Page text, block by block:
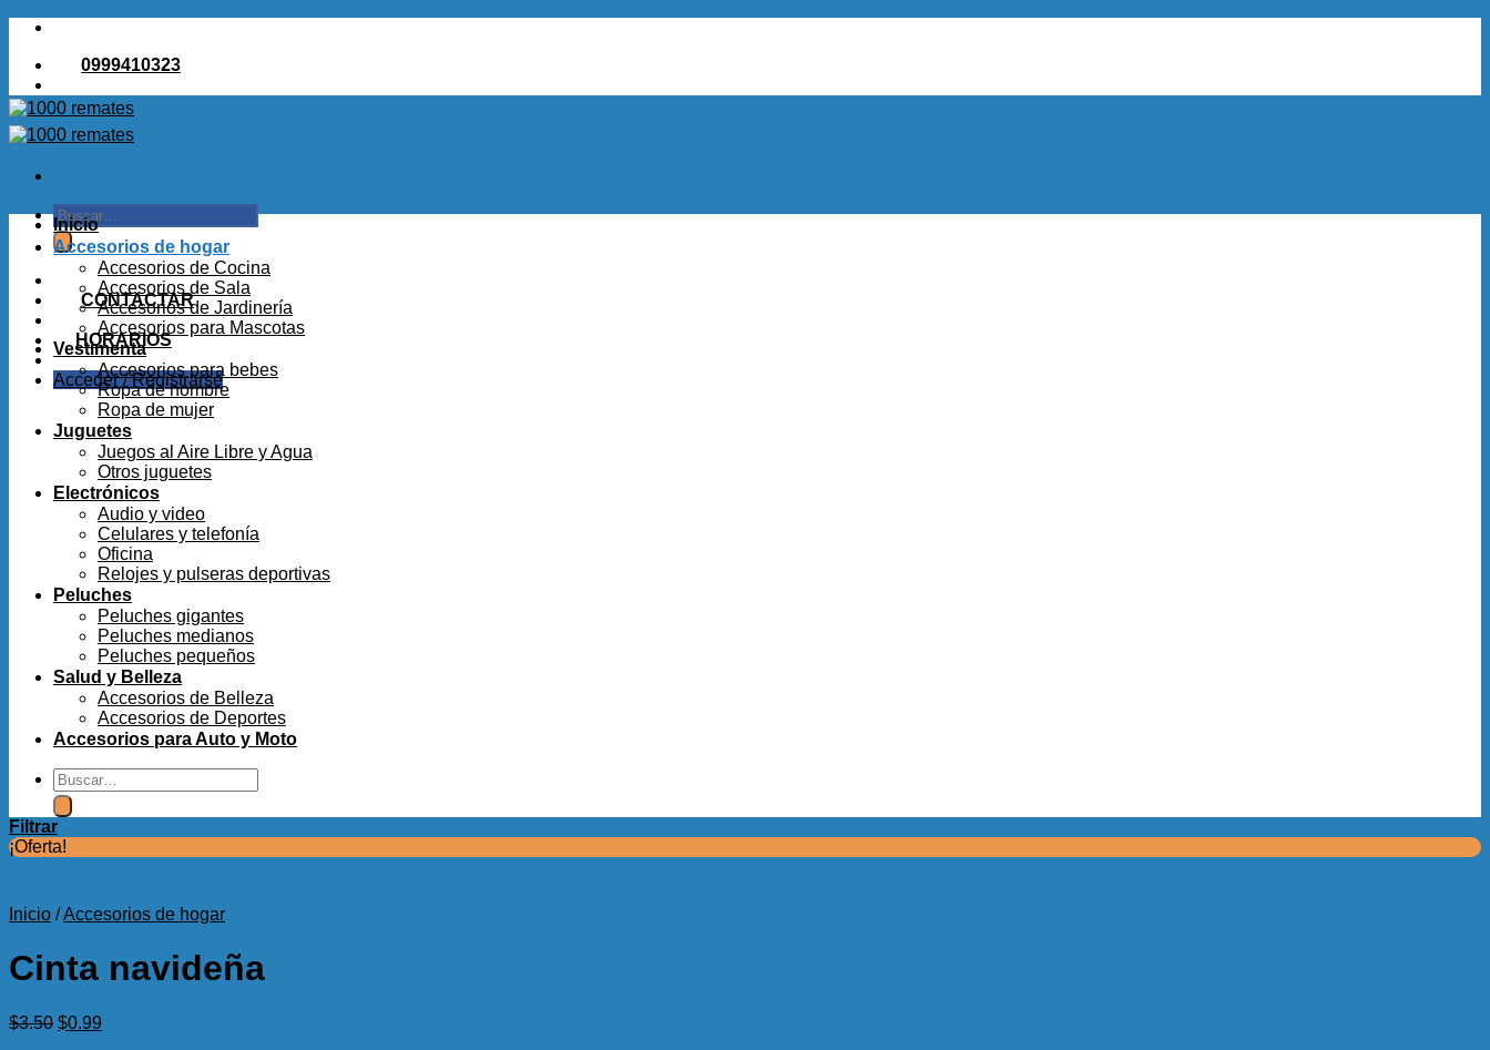
Saltar
contenido0999410323
Buscar
por:
CONTACTAR
HORARIOS
Acceder / Registrarse
Inicio
Accesorios de hogar
Accesorios de Cocina
Accesorios de Sala
Accesorios de Jardinería
Accesorios para Mascotas
Vestimenta
Accesorios para bebes
Ropa de hombre
Ropa de mujer
Juguetes
Juegos al Aire Libre y Agua
Otros juguetes
Electrónicos
Audio y video
Celulares y telefonía
Oficina
Relojes y pulseras deportivas
Peluches
Peluches gigantes
Peluches medianos
Peluches pequeños
Salud y Belleza
Accesorios de Belleza
Accesorios de Deportes
Accesorios para Auto y Moto
Buscar
por:
Filtrar
¡Oferta!
Inicio /Accesorios de hogar
Cinta navideña
$3.50 El
$0.99